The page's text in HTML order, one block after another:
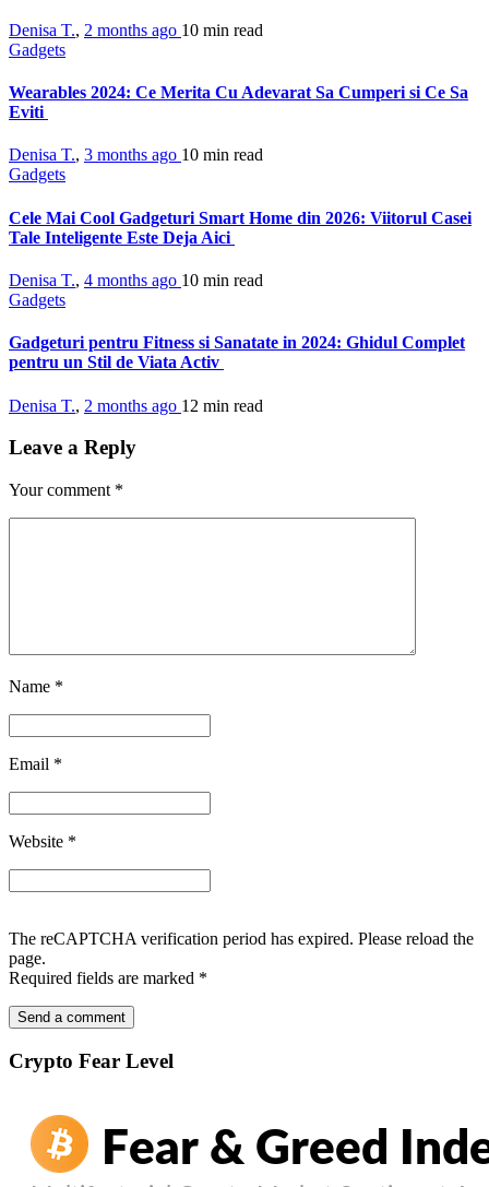
Denisa T., 2 months ago 10 min read
Gadgets
Wearables 2024: Ce Merita Cu Adevarat Sa Cumperi si Ce Sa
Eviti
Denisa T., 3 months ago 10 min read
Gadgets
Cele Mai Cool Gadgeturi Smart Home din 2026: Viitorul Casei
Tale Inteligente Este Deja Aici
Denisa T., 4 months ago 10 min read
Gadgets
Gadgeturi pentru Fitness si Sanatate in 2024: Ghidul Complet
pentru un Stil de Viata Activ
Denisa T., 2 months ago 12 min read
Leave a Reply
Your comment *
Name *
Email *
Website *
The reCAPTCHA verification period has expired. Please reload the
page.
Required fields are marked *
Crypto Fear Level